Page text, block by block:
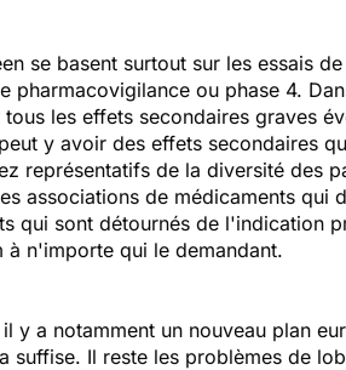
se basent surtout sur les essais
pharmacovigilance ou phase 4.
les effets secondaires graves
y avoir des effets secondaires
représentatifs de la diversité des
associations de médicaments qui
qui sont détournés de l'indication
n'importe qui le demandant.
y a notamment un nouveau plan
Il reste les problèmes de